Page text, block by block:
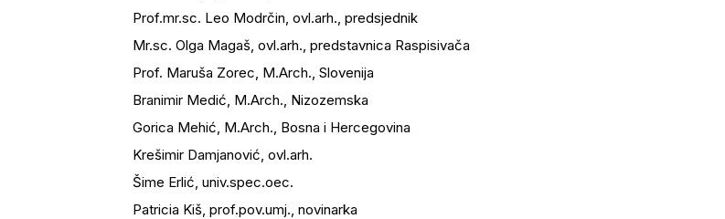
Prof.mr.sc. Leo Modrčin, ovl.arh., predsjednik
Mr.sc. Olga Magaš, ovl.arh., predstavnica Raspisivača
Prof. Maruša Zorec, M.Arch., Slovenija
Branimir Medić, M.Arch., Nizozemska
Gorica Mehić, M.Arch., Bosna i Hercegovina
Krešimir Damjanović, ovl.arh.
Šime Erlić, univ.spec.oec.
Patricia Kiš, prof.pov.umj., novinarka